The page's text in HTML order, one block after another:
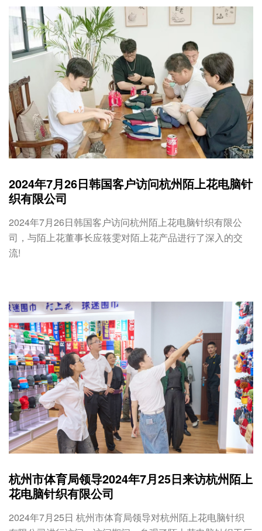
2024年7月26日韩国客户访问杭州陌上花电脑针
织有限公司
2024年7月26日韩国客户访问杭州陌上花电脑针织有限公
司，与陌上花董事长应筱雯对陌上花产品进行了深入的交
流!
杭州市体育局领导2024年7月25日来访杭州陌上
花电脑针织有限公司
2024年7月25日 杭州市体育局领导对杭州陌上花电脑针织